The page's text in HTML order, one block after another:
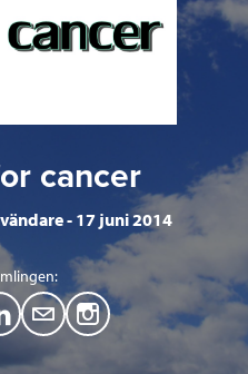
cancer
17 juni 2014
L
i
M
a